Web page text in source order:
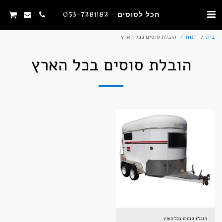
הכל לסוסים - 053-7281182
בית חנות הובלת סוסים בכל הארץ
הובלת סוסים בכל הארץ
הובלת סוסים בכל הארץ